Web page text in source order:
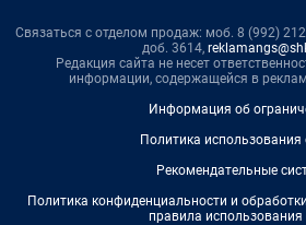
Связаться с отделом продаж: моб. 8 (992)
доб. 3614,
Редакция сайта не несет
информации, содержащейся в
Информация об
Политика использования
Рекомендательные
Политика конфиденциальности и
правила использования